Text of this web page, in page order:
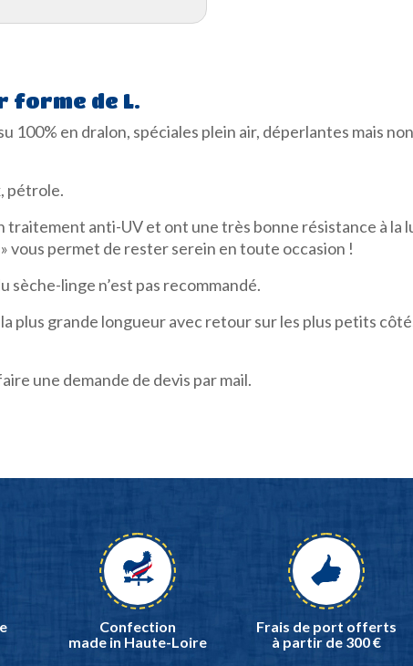
forme de L.
100% en dralon, spéciales plein air, déperlantes mais non
pétrole.
anti-UV et ont une très bonne résistance à la
vous permet de rester serein en toute occasion !
sèche-linge n’est pas recommandé.
plus grande longueur avec retour sur les plus petits
une demande de devis par mail.
Confection
made in Haute-Loire
Frais de port offerts
à partir de 300 €